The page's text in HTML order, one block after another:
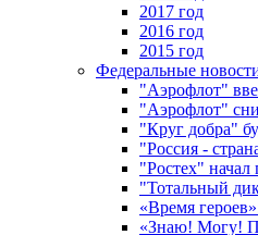
2017 год
2016 год
2015 год
Федеральные
"Аэрофлот"
"Аэрофлот"
"Круг добра"
"Россия -
"Ростех"
"Тотальный
«Время
«Знаю! Могу!